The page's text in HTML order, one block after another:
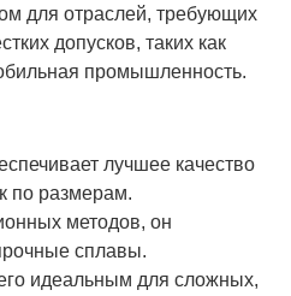
для отраслей, требующих
допусков, таких как
промышленность.
лучшее качество
по размерам.
методов, он
сплавы.
идеальным для сложных,